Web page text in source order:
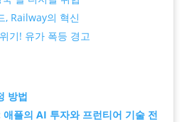
, Railway의 혁신
기! 유가 폭등 경고
방법
플의 AI 투자와 프런티어 기술 전